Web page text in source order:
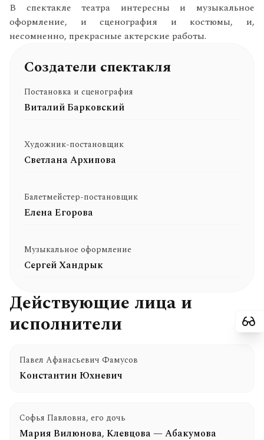
В спектакле театра интересны и музыкальное
оформление, и сценография и костюмы, и,
несомненно, прекрасные актерские работы.
Создатели спектакля
Постановка и сценография
Виталий Барковский
Художник-постановщик
Светлана Архипова
Балетмейстер-постановщик
Елена Егорова
Музыкальное оформление
Сергей Хандрык
Действующие лица и
исполнители
Павел Афанасьевич Фамусов
Константин Юхневич
Софья Павловна, его дочь
Мария Вилюнова, Клевцова — Абакумова